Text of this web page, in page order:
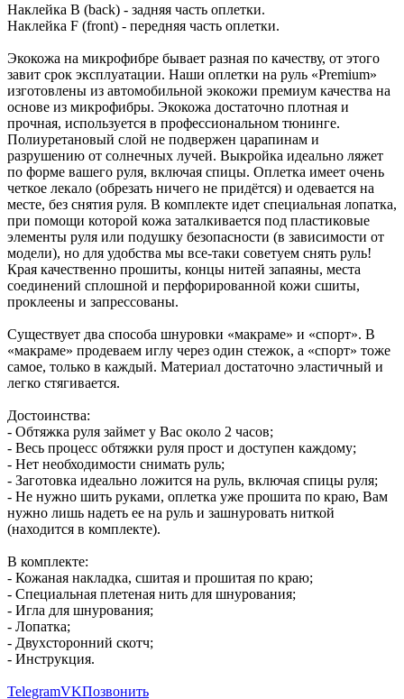
Наклейка B (back) - задняя часть оплетки.
Наклейка F (front) - передняя часть оплетки.
Экокожа на микрофибре бывает разная по качеству, от этого
завит срок эксплуатации. Наши оплетки на руль «Premium»
изготовлены из автомобильной экокожи премиум качества на
основе из микрофибры. Экокожа достаточно плотная и
прочная, используется в профессиональном тюнинге.
Полиуретановый слой не подвержен царапинам и
разрушению от солнечных лучей. Выкройка идеально ляжет
по форме вашего руля, включая спицы. Оплетка имеет очень
четкое лекало (обрезать ничего не придётся) и одевается на
месте, без снятия руля. В комплекте идет специальная лопатка,
при помощи которой кожа заталкивается под пластиковые
элементы руля или подушку безопасности (в зависимости от
модели), но для удобства мы все-таки советуем снять руль!
Края качественно прошиты, концы нитей запаяны, места
соединений сплошной и перфорированной кожи сшиты,
проклеены и запрессованы.
Существует два способа шнуровки «макраме» и «спорт». В
«макраме» продеваем иглу через один стежок, а «спорт» тоже
самое, только в каждый. Материал достаточно эластичный и
легко стягивается.
Достоинства:
- Обтяжка руля займет у Вас около 2 часов;
- Весь процесс обтяжки руля прост и доступен каждому;
- Нет необходимости снимать руль;
- Заготовка идеально ложится на руль, включая спицы руля;
- Не нужно шить руками, оплетка уже прошита по краю, Вам
нужно лишь надеть ее на руль и зашнуровать ниткой
(находится в комплекте).
В комплекте:
- Кожаная накладка, сшитая и прошитая по краю;
- Специальная плетеная нить для шнурования;
- Игла для шнурования;
- Лопатка;
- Двухсторонний скотч;
- Инструкция.
TelegramVKПозвонить